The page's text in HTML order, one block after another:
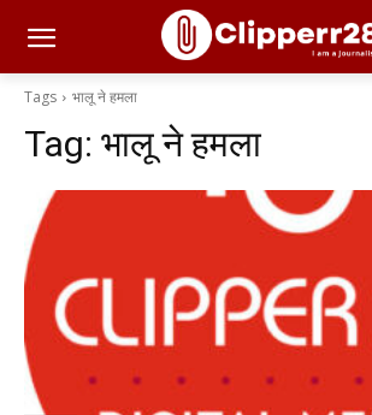
Tags भालू ने हमला
Tag: भालू ने हमला